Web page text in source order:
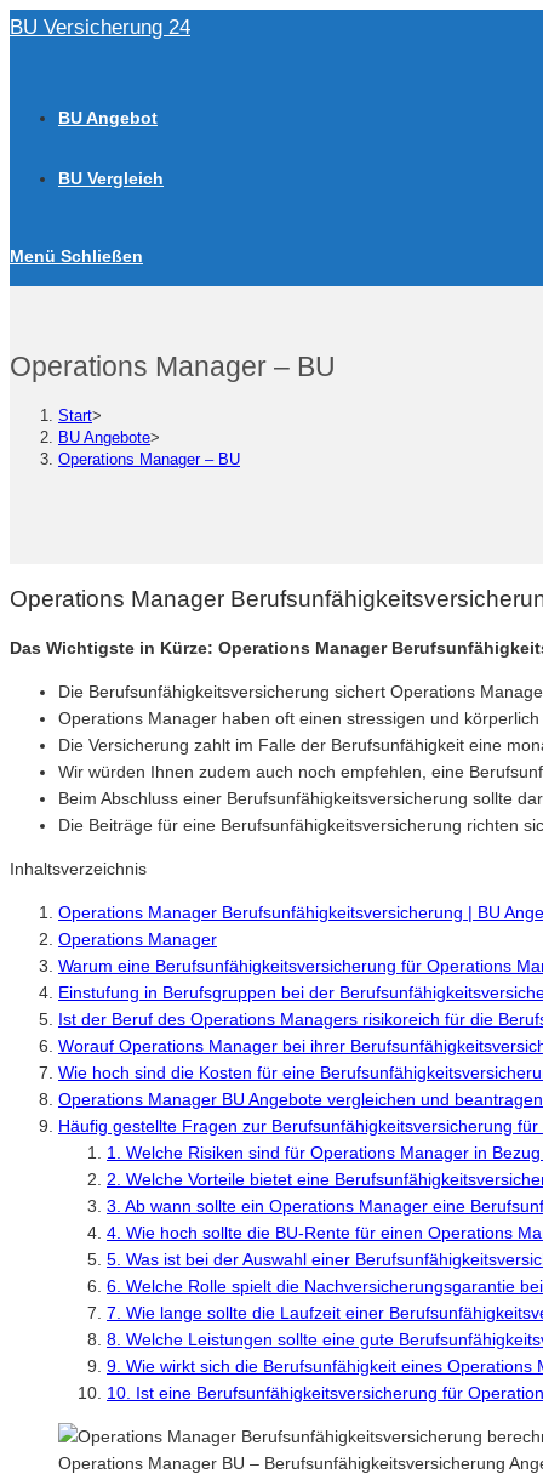
Zum
BU Versicherung 24
BU Angebot
BU Vergleich
Menü Schließen
Operations Manager – BU
Start>
BU Angebote>
Operations Manager – BU
Operations Manager
Das Wichtigste in Kürze: Operations Manager
Die Berufsunfähigkeitsversicherung sichert Operations
Operations Manager haben oft einen stressigen und
Die Versicherung zahlt im Falle der Berufsunfähigkeit eine
Wir würden Ihnen zudem auch noch empfehlen, eine
Beim Abschluss einer Berufsunfähigkeitsversicherung sollte
Die Beiträge für eine Berufsunfähigkeitsversicherung richten
Inhaltsverzeichnis
Operations Manager Berufsunfähigkeitsversicherung | BU
Operations Manager
Warum eine Berufsunfähigkeitsversicherung für Operations
Einstufung in Berufsgruppen bei der
Ist der Beruf des Operations Managers risikoreich für die
Worauf Operations Manager bei ihrer
Wie hoch sind die Kosten für eine
Operations Manager BU Angebote vergleichen und beantragen
Häufig gestellte Fragen zur Berufsunfähigkeitsversicherung
1. Welche Risiken sind für Operations Manager in
2. Welche Vorteile bietet eine
3. Ab wann sollte ein Operations Manager eine
4. Wie hoch sollte die BU-Rente für einen Operations
5. Was ist bei der Auswahl einer
6. Welche Rolle spielt die Nachversicherungsgarantie
7. Wie lange sollte die Laufzeit einer
8. Welche Leistungen sollte eine gute
9. Wie wirkt sich die Berufsunfähigkeit eines
10. Ist eine Berufsunfähigkeitsversicherung für
Operations Manager BU – Berufsunfähigkeitsversicherung